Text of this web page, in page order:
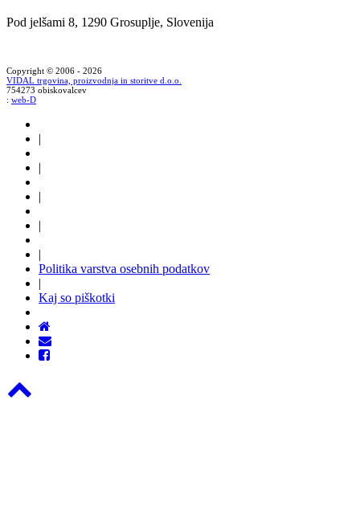
Pod jelšami 8, 1290 Grosuplje, Slovenija
Copyright © 2006 - 2026
VIDAL trgovina, proizvodnja in storitve d.o.o.
754273 obiskovalcev
: web-D
|
|
|
|
|
Politika varstva osebnih podatkov
|
Kaj so piškotki